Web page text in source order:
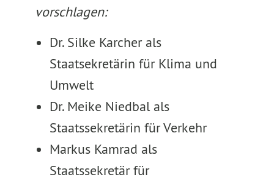
vorschlagen:
Dr. Silke Karcher als
Staatsekretärin für Klima und
Umwelt
Dr. Meike Niedbal als
Staatssekretärin für Verkehr
Markus Kamrad als
Staatssekretär für